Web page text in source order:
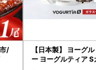
ライン申請が便利です。
/
【日本製】 ヨーグ
ー ヨーグルティア S